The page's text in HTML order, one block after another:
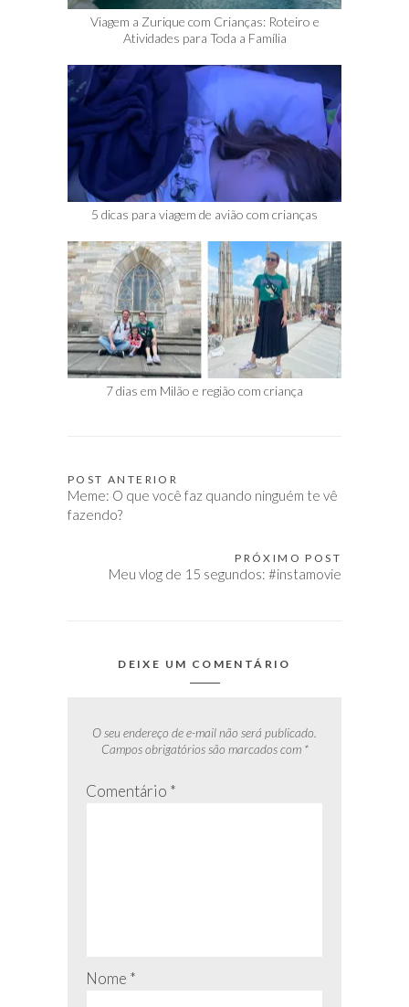
Viagem a Zurique com Crianças: Roteiro e
Atividades para Toda a Família
5 dicas para viagem de avião com crianças
7 dias em Milão e região com criança
Navegação
de
POST ANTERIOR
Meme: O que você faz quando ninguém te vê
fazendo?
PRÓXIMO POST
Meu vlog de 15 segundos: #instamovie
DEIXE UM COMENTÁRIO
O seu endereço de e-mail não será publicado.
Campos obrigatórios são marcados com *
Comentário *
Nome *